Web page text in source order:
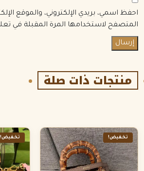
احفظ اسمي، بريدي الإلكتروني، والموقع
المتصفح لاستخدامها المرة المقبلة في
منتجات ذات صلة
تخفيض! تخفيض!